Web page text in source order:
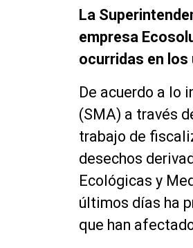
La
empresa
ocurridas en los
De acuerdo a lo
(SMA) a través
trabajo de
desechos
Ecológicas y
últimos días ha
que han